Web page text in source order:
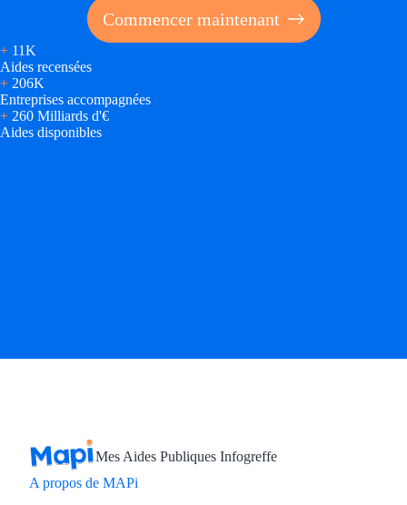
Commencer maintenant
+ 11K
Aides recensées
+ 206K
Entreprises accompagnées
+ 260 Milliards d'€
Aides disponibles
Mes Aides Publiques Infogreffe
A propos de MAPi